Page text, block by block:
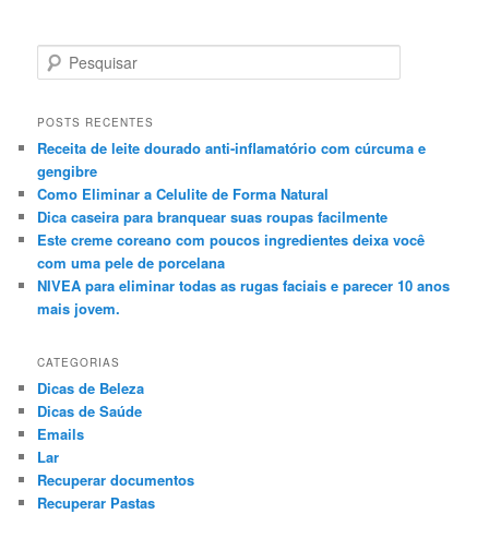
e
q
i
s
a
r
POSTS RECENTES
Receita de leite dourado anti-inflamatório com cúrcuma e
gengibre
Como Eliminar a Celulite de Forma Natural
Dica caseira para branquear suas roupas facilmente
Este creme coreano com poucos ingredientes deixa você
com uma pele de porcelana
NIVEA para eliminar todas as rugas faciais e parecer 10 anos
mais jovem.
CATEGORIAS
Dicas de Beleza
Dicas de Saúde
Emails
Lar
Recuperar documentos
Recuperar Pastas